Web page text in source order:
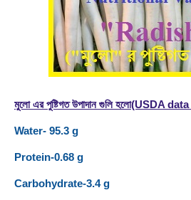
মুলো এর পুষ্টিগত উপাদান গুলি হলো(USDA data
Water- 95.3 g
Protein-0.68 g
Carbohydrate-3.4 g